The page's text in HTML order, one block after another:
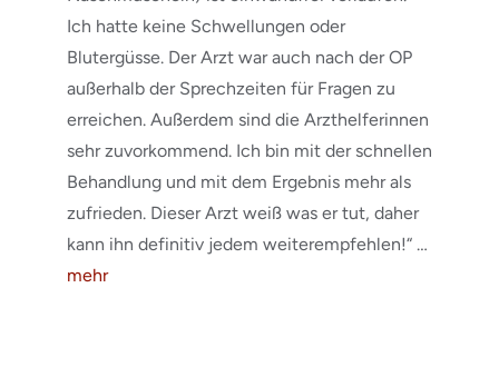
Ich hatte keine Schwellungen oder
Blutergüsse. Der Arzt war auch nach der OP
außerhalb der Sprechzeiten für Fragen zu
erreichen. Außerdem sind die Arzthelferinnen
sehr zuvorkommend. Ich bin mit der schnellen
Behandlung und mit dem Ergebnis mehr als
zufrieden. Dieser Arzt weiß was er tut, daher
kann ihn definitiv jedem weiterempfehlen!“ …
mehr